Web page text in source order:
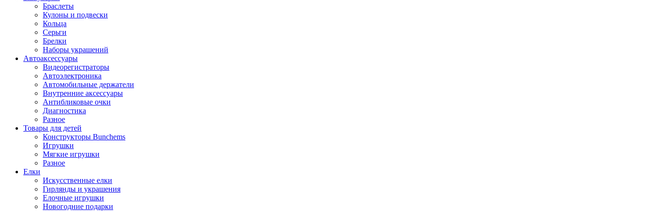
Браслеты
Кулоны и подвески
Кольца
Серьги
Брелки
Наборы украшений
Автоаксессуары
Видеорегистраторы
Автоэлектроника
Автомобильные держатели
Внутренние аксессуары
Антибликовые очки
Диагностика
Разное
Товары для детей
Конструкторы Bunchems
Игрушки
Мягкие игрушки
Разное
Елки
Искусственные елки
Гирлянды и украшения
Елочные игрушки
Новогодние подарки